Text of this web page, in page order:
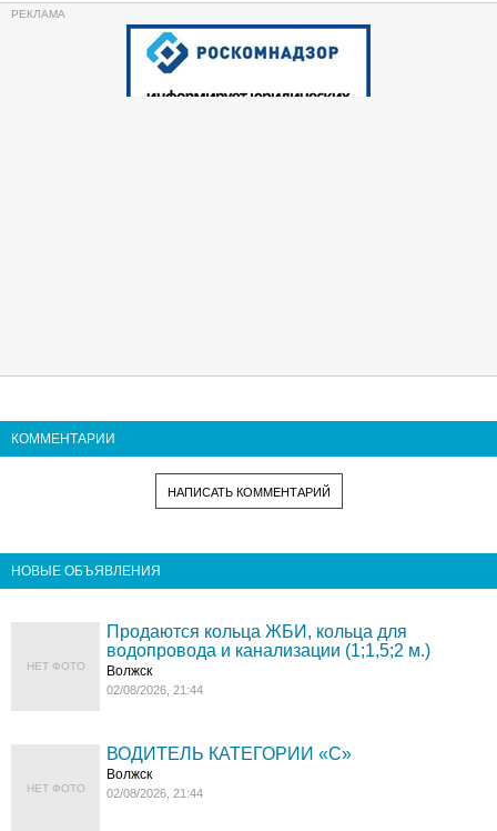
КОММЕНТАРИИ
НАПИСАТЬ КОММЕНТАРИЙ
НОВЫЕ ОБЪЯВЛЕНИЯ
НЕТ ФОТО
Продаются кольца ЖБИ, кольца для
водопровода и канализации (1;1,5;2 м.)
Волжск
02/08/2026, 21:44
НЕТ ФОТО
ВОДИТЕЛЬ КАТЕГОРИИ «C»
Волжск
02/08/2026, 21:44